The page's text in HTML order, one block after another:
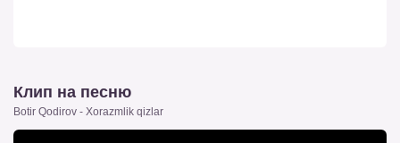
Клип на песню
Botir Qodirov - Xorazmlik qizlar